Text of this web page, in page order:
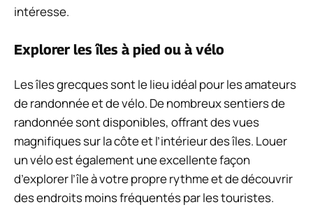
intéresse.
Explorer les îles à pied ou à vélo
Les îles grecques sont le lieu idéal pour les amateurs
de randonnée et de vélo. De nombreux sentiers de
randonnée sont disponibles, offrant des vues
magnifiques sur la côte et l’intérieur des îles. Louer
un vélo est également une excellente façon
d’explorer l’île à votre propre rythme et de découvrir
des endroits moins fréquentés par les touristes.